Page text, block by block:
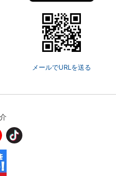
メールでURLを送る